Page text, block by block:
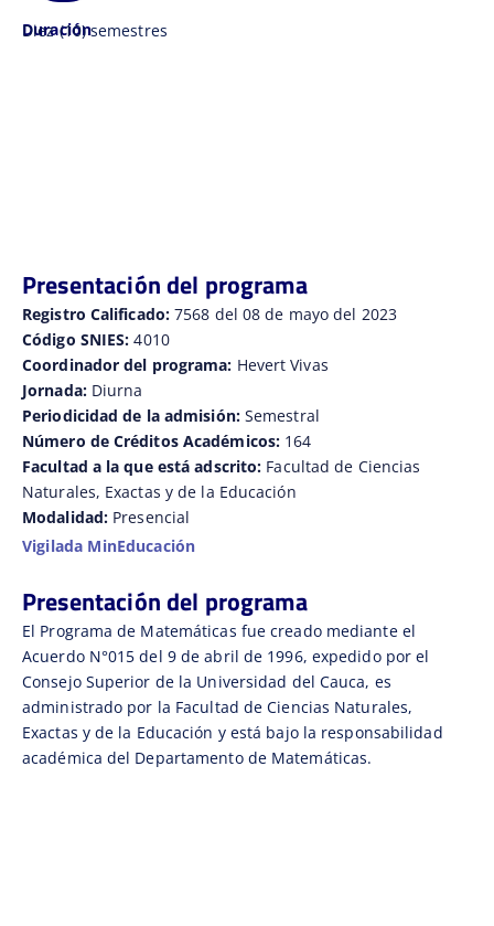
Duración
Diez (10) semestres
Presentación del programa
Registro Calificado: 7568 del 08 de mayo del 2023
Código SNIES: 4010
Coordinador del programa: Hevert Vivas
Jornada:Diurna
Periodicidad de la admisión:Semestral
Número de Créditos Académicos: 164
Facultad a la que está adscrito: Facultad de Ciencias
Naturales, Exactas y de la Educación
Modalidad: Presencial
Vigilada MinEducación
Presentación del programa
El Programa de Matemáticas fue creado mediante el
Acuerdo N°015 del 9 de abril de 1996, expedido por el
Consejo Superior de la Universidad del Cauca, es
administrado por la Facultad de Ciencias Naturales,
Exactas y de la Educación y está bajo la responsabilidad
académica del Departamento de Matemáticas.